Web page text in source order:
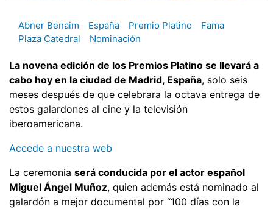
Abner Benaim España Premio Platino
Fama
Plaza Catedral
Nominación
La novena edición de los Premios Platino se llevará a
cabo hoy en la ciudad de Madrid, España, solo seis
meses después de que celebrara la octava entrega de
estos galardones al cine y la televisión
iberoamericana.
Accede a nuestra web
La ceremonia será conducida por el actor español
Miguel Ángel Muñoz, quien además está nominado al
galardón a mejor documental por “100 días con la